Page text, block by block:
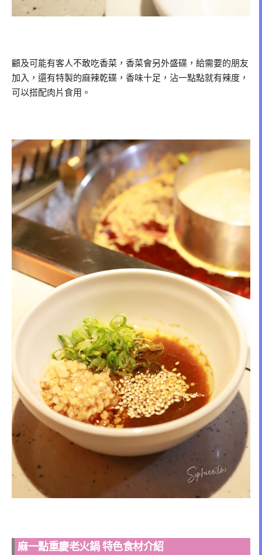
顧及可能有客人不敢吃香菜，香菜會另外盛碟，給需要的朋友
加入，還有特製的麻辣乾碟，香味十足，沾一點點就有辣度，
可以搭配肉片食用。
麻一點重慶老火鍋 特色食材介紹